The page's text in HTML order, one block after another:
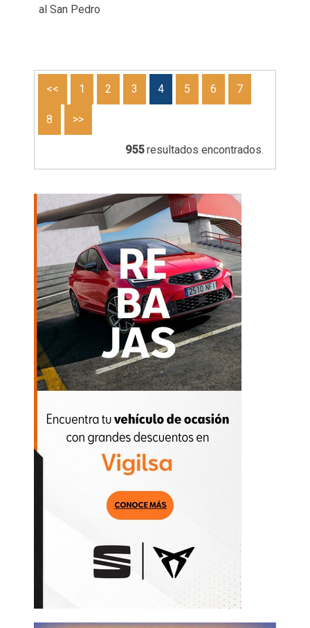
al San Pedro
<< 1 2 3 4 5 6 7
8 >>
955resultados encontrados.